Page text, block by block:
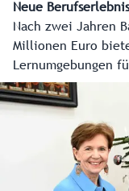
Neue
Nach zwei Jahren
Millionen Euro
Lernumgebungen
Berufserlebniswelt,
die Vielfalt der